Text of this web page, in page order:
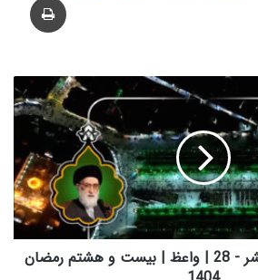
بازنگری در پدیده محشر - 28 | واعظ | بیست و هشتم رمضان